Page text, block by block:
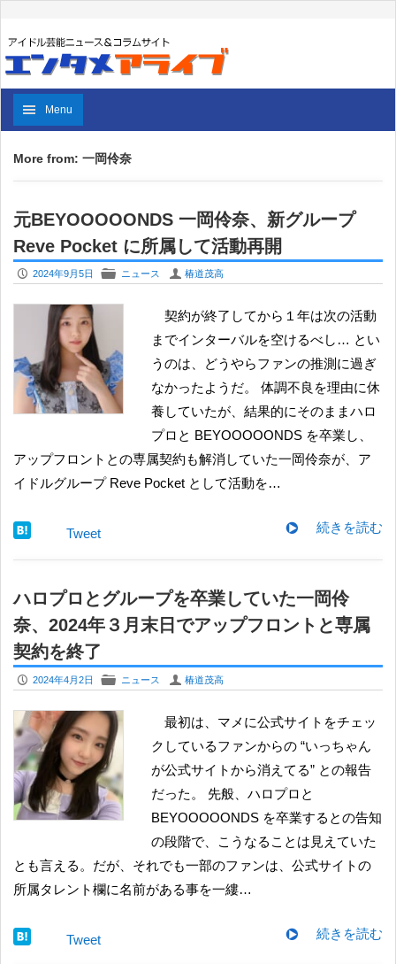
Menu
More from: 一岡伶奈
元BEYOOOOONDS 一岡伶奈、新グループ
Reve Pocket に所属して活動再開
P 2024年9月5日 F ニュース U 椿道茂高
契約が終了してから１年は次の活動
までインターバルを空けるべし… とい
うのは、どうやらファンの推測に過ぎ
なかったようだ。 体調不良を理由に休
養していたが、結果的にそのままハロ
プロと BEYOOOOONDS を卒業し、
アップフロントとの専属契約も解消していた一岡伶奈が、ア
イドルグループ Reve Pocket として活動を…
続きを読む
Tweet
ハロプロとグループを卒業していた一岡伶
奈、2024年３月末日でアップフロントと専属
契約を終了
P 2024年4月2日 F ニュース U 椿道茂高
最初は、マメに公式サイトをチェッ
クしているファンからの “いっちゃん
が公式サイトから消えてる” との報告
だった。 先般、ハロプロと
BEYOOOOONDS を卒業するとの告知
の段階で、こうなることは見えていた
とも言える。だが、それでも一部のファンは、公式サイトの
所属タレント欄に名前がある事を一縷…
続きを読む
Tweet